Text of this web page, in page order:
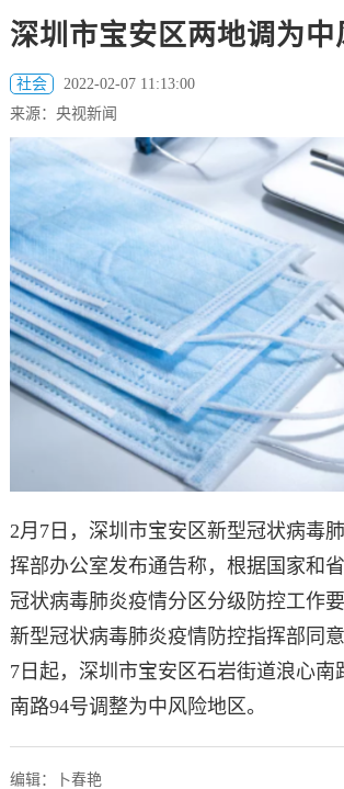
深圳市宝安区两地调为中
社会
2022-02-07 11:13:00
来源：央视新闻
2月7日，深圳市宝安区新型冠状病毒
挥部办公室发布通告称，根据国家和
冠状病毒肺炎疫情分区分级防控工作
新型冠状病毒肺炎疫情防控指挥部同
7日起，深圳市宝安区石岩街道浪心南
南路94号调整为中风险地区。
编辑：卜春艳